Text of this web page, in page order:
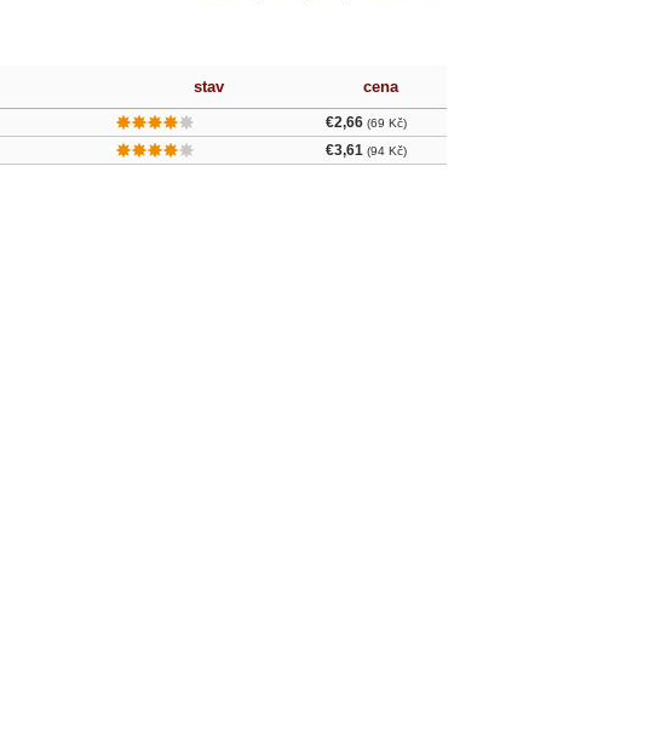
stav cena
€2,66 (69 Kč)
€3,61 (94 Kč)